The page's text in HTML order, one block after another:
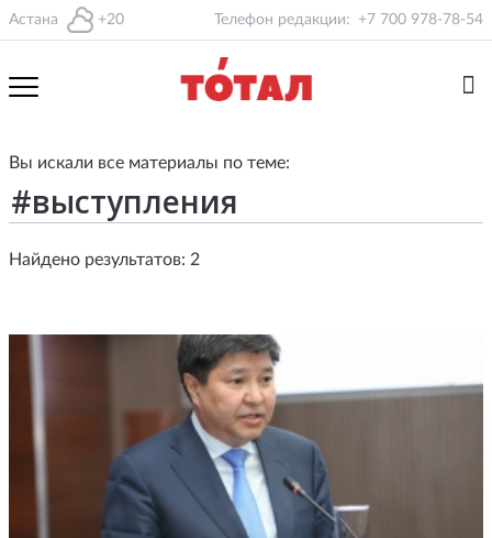
Астана +20 Телефон редакции: +7 700 978-78-54
Вы искали все материалы по теме:
Найдено результатов: 2